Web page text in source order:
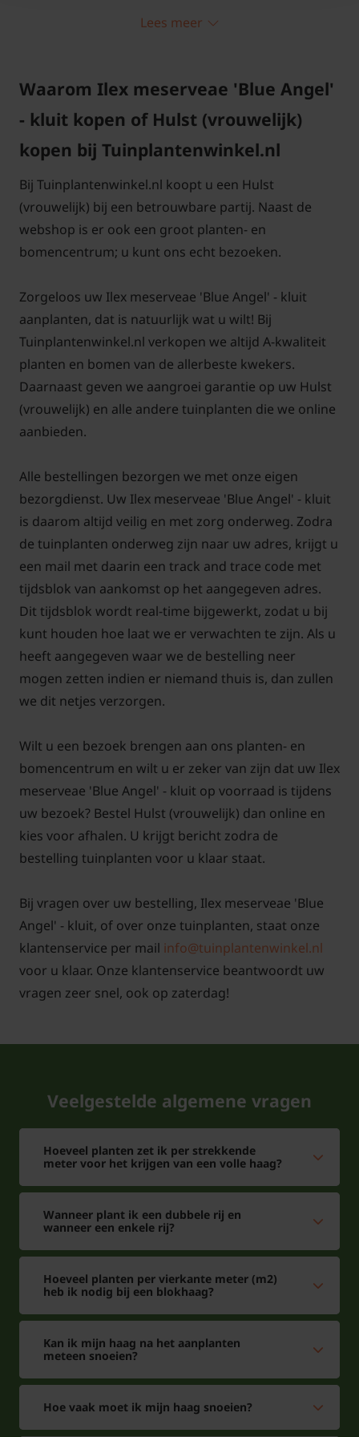
halfschaduw in een iets vochtige, maar goed
Blue Angel hulst met kluit kopen bij
Tuinplantenwinkel.nl
tussen oktober en medio maart. De exacte periode
is afhankelijk van de weersomstandigheden. Bij
Tuinplantenwinkel.nl kunt u de planten alleen tijdens
deze periode kopen. Houdt de site hiervoor in gaten.
Zodra u een product kunt toevoegen aan uw
winkelwagen, is deze te bestellen en kunt u de plant
ook aanplanten. Reservering vooraf is niet nodig.
Bij planten met kluit geldt een minimale
besteleenheid. Dit betreft het minimale aantal
planten dat u dient af te nemen. In de tabel
hieronder vindt u de minimale eenheid per
maatvoering aangegeven.
Advies aantal per strekkende meter
Aantal per
strekkende
meter
Aantal per
strekkende
meter
(dubbele
40/60 3 planten 5-6 planten 25 stuks
5 planten
U kunt de gewenste maatvoering selecteren en
eventueel nog wijzigen in uw winkelmand. Houd
De kluit is NIET meegerekend bij de hoogtemaat
van de plant. Het is de daadwerkelijke hoogte die
boven de grond uitkomt!
Aanplanten planten met kluit
Maak voordat u gaat planten een ruim plantgat.
Graaf het gat ongeveer anderhalf tot twee maal zo
diep uit als de kluit van de plant groot is. Dit geldt
ook voor de breedte. Voeg daarna wat
aanplantgrond toe aan de bestaande aarde en
vermeng deze met elkaar.
Lees meer
Waarom Ilex meserveae 'Blue Angel'
- kluit kopen of Hulst (vrouwelijk)
kopen bij Tuinplantenwinkel.nl
Bij Tuinplantenwinkel.nl koopt u een Hulst
(vrouwelijk) bij een betrouwbare partij. Naast de
webshop is er ook een groot planten- en
bomencentrum; u kunt ons echt bezoeken.
Zorgeloos uw Ilex meserveae 'Blue Angel' - kluit
aanplanten, dat is natuurlijk wat u wilt! Bij
Tuinplantenwinkel.nl verkopen we altijd A-kwaliteit
planten en bomen van de allerbeste kwekers.
Daarnaast geven we aangroei garantie op uw Hulst
(vrouwelijk) en alle andere tuinplanten die we online
aanbieden.
Alle bestellingen bezorgen we met onze eigen
bezorgdienst. Uw Ilex meserveae 'Blue Angel' - kluit
is daarom altijd veilig en met zorg onderweg. Zodra
de tuinplanten onderweg zijn naar uw adres, krijgt u
een mail met daarin een track and trace code met
tijdsblok van aankomst op het aangegeven adres.
Dit tijdsblok wordt real-time bijgewerkt, zodat u bij
kunt houden hoe laat we er verwachten te zijn. Als u
heeft aangegeven waar we de bestelling neer
mogen zetten indien er niemand thuis is, dan zullen
we dit netjes verzorgen.
Wilt u een bezoek brengen aan ons planten- en
bomencentrum en wilt u er zeker van zijn dat uw Ilex
meserveae 'Blue Angel' - kluit op voorraad is tijdens
uw bezoek? Bestel Hulst (vrouwelijk) dan online en
kies voor afhalen. U krijgt bericht zodra de
bestelling tuinplanten voor u klaar staat.
Bij vragen over uw bestelling, Ilex meserveae 'Blue
Angel' - kluit, of over onze tuinplanten, staat onze
klantenservice per mail info@tuinplantenwinkel.nl
voor u klaar. Onze klantenservice beantwoordt uw
vragen zeer snel, ook op zaterdag!
Veelgestelde algemene vragen
Hoeveel planten zet ik per strekkende
meter voor het krijgen van een volle haag?
Wanneer plant ik een dubbele rij en
wanneer een enkele rij?
Hoeveel planten per vierkante meter (m2)
heb ik nodig bij een blokhaag?
Kan ik mijn haag na het aanplanten
meteen snoeien?
Hoe vaak moet ik mijn haag snoeien?